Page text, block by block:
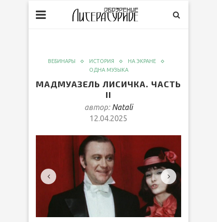
ВЕБИНАРЫ ИСТОРИЯ
НА ЭКРАНЕ
ОДНА МУЗЫКА
МАДМУАЗЕЛЬ ЛИСИЧКА. ЧАСТЬ
II
автор: Natali
12.04.2025